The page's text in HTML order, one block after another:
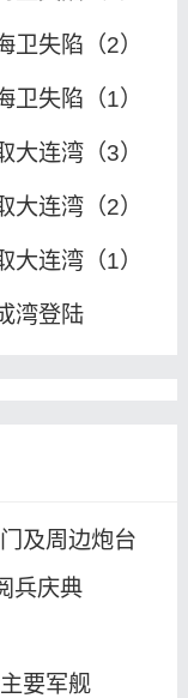
卫失陷（2）
卫失陷（1）
大连湾（3）
大连湾（2）
大连湾（1）
湾登陆
及周边炮台
兵庆典
要军舰